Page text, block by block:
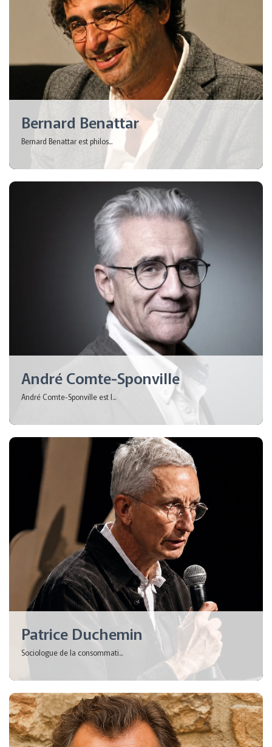
Bernard Benattar
Bernard Benattar est philos...
André Comte-Sponville
André Comte-Sponville est l...
Patrice Duchemin
Sociologue de la consommati...